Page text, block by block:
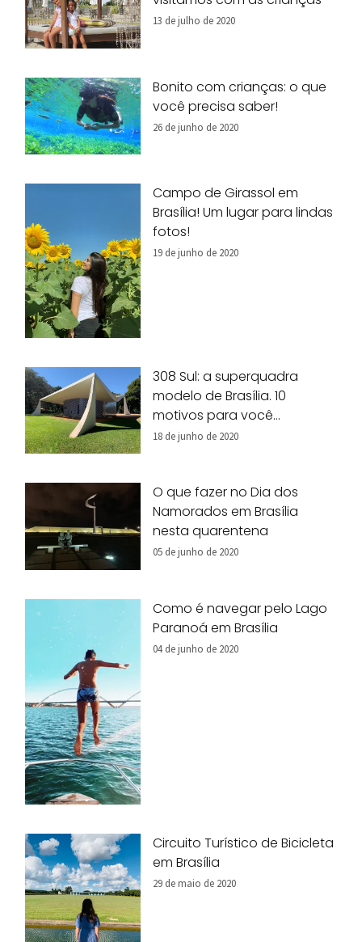
13 de julho de 2020
Bonito com crianças: o que
você precisa saber!
26 de junho de 2020
Campo de Girassol em
Brasília! Um lugar para lindas
fotos!
19 de junho de 2020
308 Sul: a superquadra
modelo de Brasília. 10
motivos para você
conhecer!
18 de junho de 2020
O que fazer no Dia dos
Namorados em Brasília
nesta quarentena
05 de junho de 2020
Como é navegar pelo Lago
Paranoá em Brasília
04 de junho de 2020
Circuito Turístico de Bicicleta
em Brasília
29 de maio de 2020